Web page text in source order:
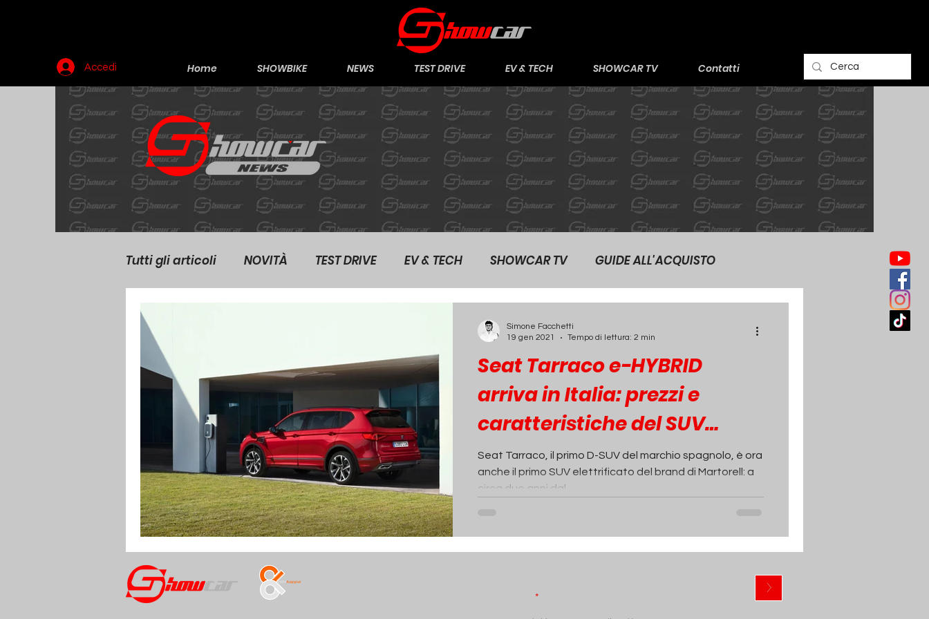
Accedi Home SHOWBIKE NEWS TEST DRIVE EV & TECH SHOWCAR TV Contatti
Tutti gli articoli NOVITÀ TEST DRIVE EV & TECH SHOWCAR TV GUIDE ALL'ACQUISTO
Seat Tarraco e-HYBRID
arriva in Italia: prezzi e
caratteristiche del SUV
ibrido plug-in
Seat Tarraco, il primo D-SUV del marchio spagnolo, è ora
anche il primo SUV elettrificato del brand di Martorell: a
circa due anni dal...
Simone Facchetti
19 gen 2021
Tempo di lettura: 2 min
>